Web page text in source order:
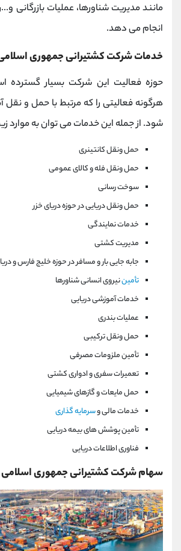
مانند مدیریت شناورها، عملیات بازرگانی
انجام می دهد.
خدمات شرکت کشتیرانی جمهوری اسلامی
حوزه فعالیت این شرکت بسیار گسترده
هرگونه فعالیتی را که مرتبط با حمل و
شود. از جمله این خدمات می توان به موارد
حمل ونقل کانتینری
حمل ونقل فله و کالای عمومی
سوخت رسانی
حمل ونقل دریایی در حوزه دریای خزر
خدمات نمایندگی
مدیریت کشتی
جابه جایی بار و مسافر در حوزه خلیج فارس و
تأمیننیروی انسانی شناورها
خدمات آموزشی دریایی
عملیات بندری
حمل ونقل ترکیبی
تأمین ملزومات مصرفی
تعمیرات سفری و ادواری کشتی
حمل مایعات و گازهای شیمیایی
خدمات مالی وسرمایه گذاری
تأمین پوشش های بیمه دریایی
فناوری اطلاعات دریایی
سهام شرکت کشتیرانی جمهوری اسلامی